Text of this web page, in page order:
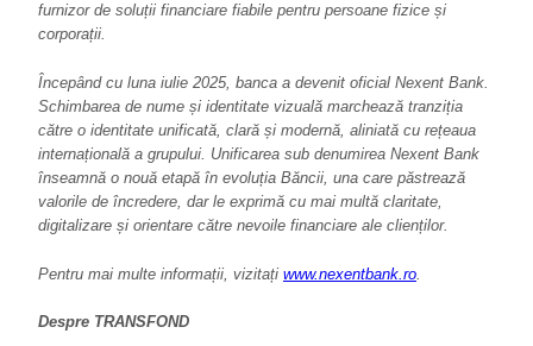
furnizor de soluții financiare fiabile pentru persoane fizice și
corporații.
Începând cu luna iulie 2025, banca a devenit oficial Nexent Bank.
Schimbarea de nume și identitate vizuală marchează tranziția
către o identitate unificată, clară și modernă, aliniată cu rețeaua
internațională a grupului. Unificarea sub denumirea Nexent Bank
înseamnă o nouă etapă în evoluția Băncii, una care păstrează
valorile de încredere, dar le exprimă cu mai multă claritate,
digitalizare și orientare către nevoile financiare ale clienților.
Pentru mai multe informații, vizitați www.nexentbank.ro
Despre TRANSFOND